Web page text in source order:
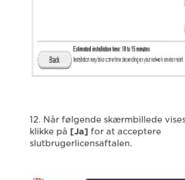
12. Når følgende skærmbillede
klikke på [Ja] for at acceptere
slutbrugerlicensaftalen.